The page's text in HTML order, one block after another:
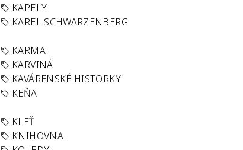
KAPELY
KAREL SCHWARZENBERG
KARMA
KARVINÁ
KAVÁRENSKÉ HISTORKY
KEŇA
KLEŤ
KNIHOVNA